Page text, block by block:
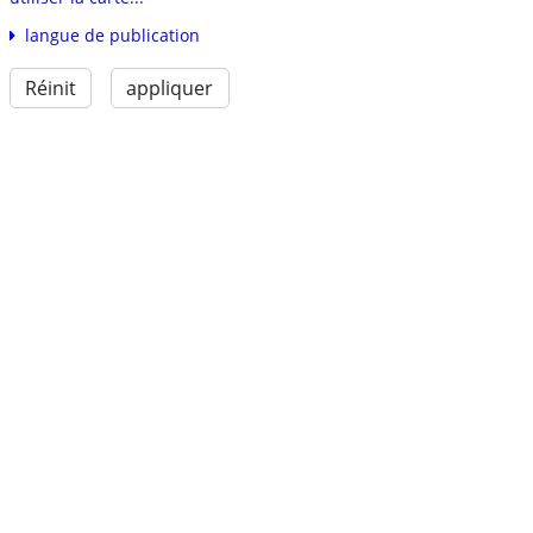
langue de publication
Réinit appliquer